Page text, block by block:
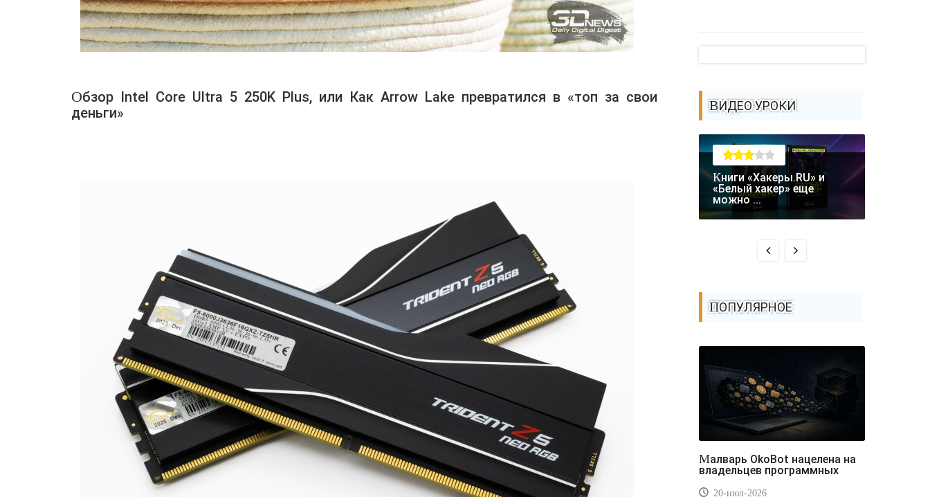
Обзор Intel Core Ultra 5 250K Plus, или Как Arrow Lake превратился в «топ за свои
деньги» ВИДЕО УРОКИ
Книги «Хакеры.RU» и
«Белый хакер» еще
можно ...
ПОПУЛЯРНОЕ
Малварь OkoBot нацелена на
владельцев программных
20-июл-2026